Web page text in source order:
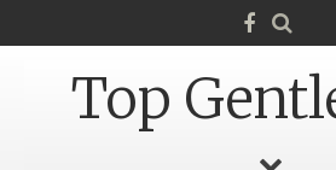
Top